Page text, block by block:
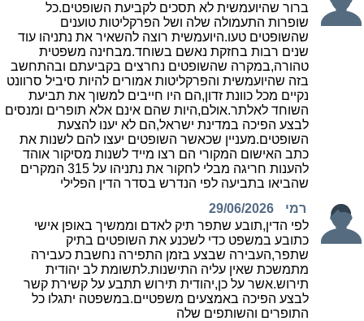
ברור שהיועמשית לא תסכים לקביעת השופטים.כל
שופרות התעמולה שלה ושל הפרקליטות טוענים
שהשופטים טעו.היועמשית רוצה להשאיר את נתניהו עוד
שנים רבות בחזקת נאשם בשוחד.מבחינה משפטית
טהורה,במקרה שהשופטים נחרצים בקביעתם ובהתחשב
בזה שהיועמשית והפרקליטות אמורים להיות סיביל סרוונט
נקיים מכל כוונת זדון,הם היו חייבים למשוך את תביעת
השוחד לאלתר.אולם,היות שהם אינם אלא תופרים ומנסים
לבצע הפיכה במדינת ישראל,הם לא יענו להצעת
השופטים.מעניין שכאשר השופטים יעצו להם לשנות את
כתב האישום המקורי הם רצו מייד לשנות מסיקור אוהד
להענות חריגה מבלי לחקור את נתניהו על 315 המקרים
שהביאו בתביעה לפי הנדרש בסדר הדין הפלילי
רמי
29/06/2026
לפי הדין,תובע שתפר תיק לאדם וממשיך באופן אישי
כתובע במשפט כדי לשכנע את השופטים בתיק
שתפר,העבירה שבצע בזמן התפירה נחשבת כעבירה
מתמשכת שאין עליה התישנות.לתשומת לב יהודית
תירוש.אשר על כן,יהודית תירוש תתבע על קשירת קשר
לבצע הפיכה באמצעים משפטיים.במשפטה יתגלו כל
התופרים והשותפים שלה